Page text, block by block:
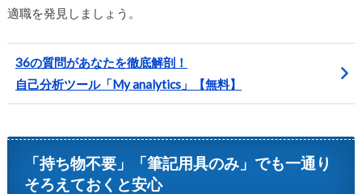
適職を発見しましょう。
36の質問があなたを徹底解剖！
自己分析ツール「My analytics」【無料】
「持ち物不要」「筆記用具のみ」でも一通り
そろえておくと安心